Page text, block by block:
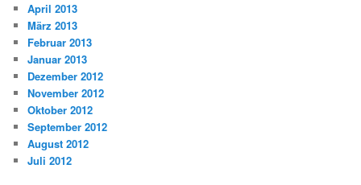
April 2013
März 2013
Februar 2013
Januar 2013
Dezember 2012
November 2012
Oktober 2012
September 2012
August 2012
Juli 2012